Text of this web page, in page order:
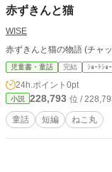
赤ずきんと猫
WISE
赤ずきんと猫の物語 (チャ
児童書・童話 完結 ｼｮｰﾄｼｮ
24h.ポイント 0pt
小説 228,793 位 /
童話 短編 ねこ丸